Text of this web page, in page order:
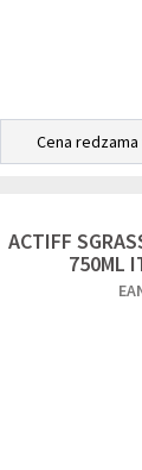
Cena
ACTIFF
750ML